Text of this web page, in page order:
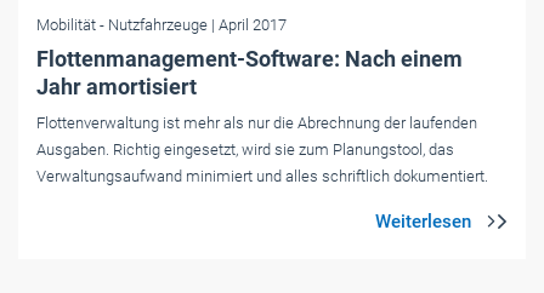
Mobilität - Nutzfahrzeuge | April 2017
Flottenmanagement-Software: Nach einem
Jahr amortisiert
Flottenverwaltung ist mehr als nur die Abrechnung der laufenden
Ausgaben. Richtig eingesetzt, wird sie zum Planungstool, das
Verwaltungsaufwand minimiert und alles schriftlich dokumentiert.